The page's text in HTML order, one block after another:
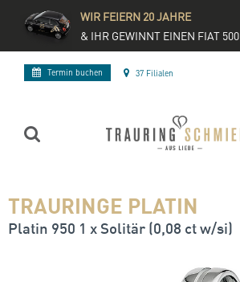
WIR FEIERN 20 JAHRE
& IHR GEWINNT EINEN FIAT 500
Termin buchen 37 Filialen
TRAURINGE PLATIN
Platin 950 1 x Solitär (0,08 ct w/si)